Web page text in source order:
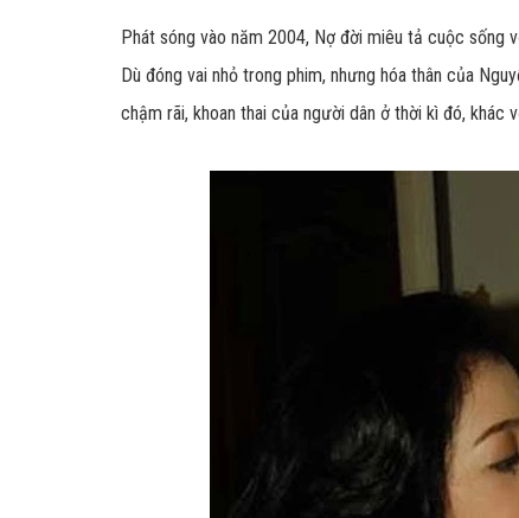
Phát sóng vào năm 2004, Nợ đời miêu tả cuộc sống
Dù đóng vai nhỏ trong phim, nhưng hóa thân của
chậm rãi, khoan thai của người dân ở thời kì đó, khác